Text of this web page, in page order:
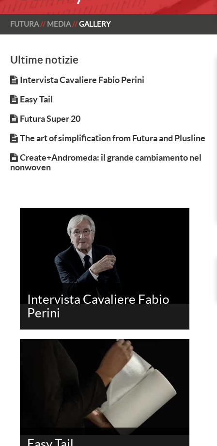
FUTURA MEDIA GALLERY
Ultime notizie
Intervista Cavaliere Fabio Perini
Easy Tail
Futura Super 20
The art of simplification from Futura and Plusline
Create+Andromeda: il grande cambiamento nel
nonwoven
Intervista Cavaliere Fabio
Perini